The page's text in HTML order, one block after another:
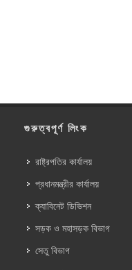
গুরুত্বপূর্ণ লিংক
রাষ্ট্রপতির কার্যালয়
প্রধানমন্ত্রীর কার্যালয়
ক্যাবিনেট ডিভিশন
সড়ক ও মহাসড়ক বিভাগ
সেতু বিভাগ